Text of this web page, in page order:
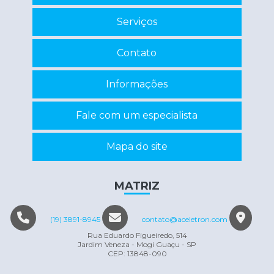
Recuperação de circuitos eletrônicos
Servo motor manutenção
Serviços
Contato
Informações
Fale com um especialista
Mapa do site
MATRIZ
(19) 3891-8945
contato@aceletron.com
Rua Eduardo Figueiredo, 514
Jardim Veneza - Mogi Guaçu - SP
CEP: 13848-090